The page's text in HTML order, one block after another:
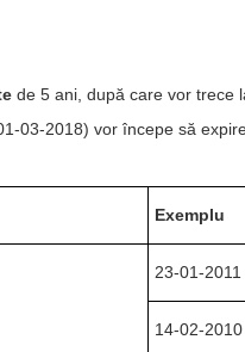
de 5 ani, după care vor trece
03-2018) vor începe să
Exemplu
23-01-
14-02-